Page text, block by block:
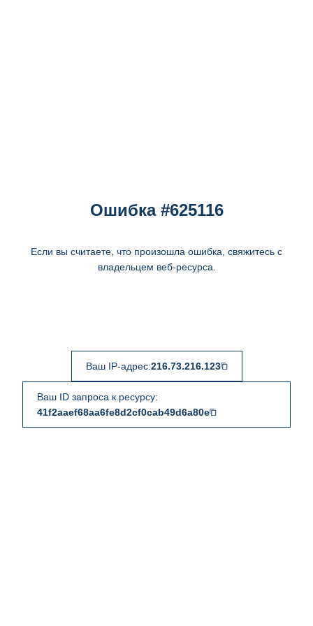
Ошибка #625116
Если вы считаете, что произошла ошибка, свяжитесь с
владельцем веб-ресурса.
Ваш IP-адрес:216.73.216.123
Ваш ID запроса к ресурсу:
41f2aaef68aa6fe8d2cf0cab49d6a80e